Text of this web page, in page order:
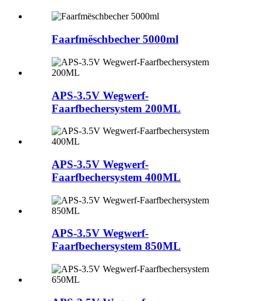
Faarfmëschbecher 5000ml
APS-3.5V Wegwerf-
Faarfbechersystem 200ML
APS-3.5V Wegwerf-
Faarfbechersystem 400ML
APS-3.5V Wegwerf-
Faarfbechersystem 850ML